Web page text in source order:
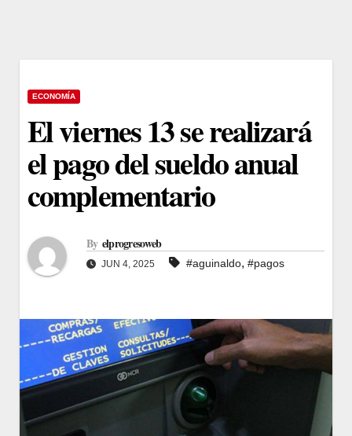
ECONOMÍA
El viernes 13 se realizará
el pago del sueldo anual
complementario
By elprogresoweb
JUN 4, 2025 #aguinaldo, #pagos